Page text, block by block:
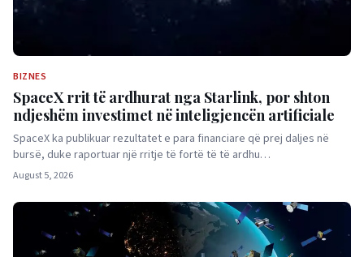
BIZNES
SpaceX rrit të ardhurat nga Starlink, por shton
ndjeshëm investimet në inteligjencën artificiale
SpaceX ka publikuar rezultatet e para financiare që prej daljes në
bursë, duke raportuar një rritje të fortë të të ardhu…
August 5, 2026